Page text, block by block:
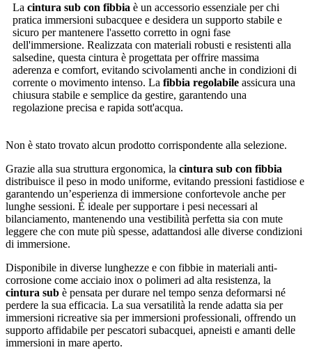
La cintura sub con fibbia è un accessorio essenziale per chi
pratica immersioni subacquee e desidera un supporto stabile e
sicuro per mantenere l'assetto corretto in ogni fase
dell'immersione. Realizzata con materiali robusti e resistenti alla
salsedine, questa cintura è progettata per offrire massima
aderenza e comfort, evitando scivolamenti anche in condizioni di
corrente o movimento intenso. La fibbia regolabile assicura una
chiusura stabile e semplice da gestire, garantendo una
regolazione precisa e rapida sott'acqua.
Non è stato trovato alcun prodotto corrispondente alla selezione.
Grazie alla sua struttura ergonomica, la cintura sub con fibbia
distribuisce il peso in modo uniforme, evitando pressioni fastidiose e
garantendo un’esperienza di immersione confortevole anche per
lunghe sessioni. È ideale per supportare i pesi necessari al
bilanciamento, mantenendo una vestibilità perfetta sia con mute
leggere che con mute più spesse, adattandosi alle diverse condizioni
di immersione.
Disponibile in diverse lunghezze e con fibbie in materiali anti-
corrosione come acciaio inox o polimeri ad alta resistenza, la
cintura sub è pensata per durare nel tempo senza deformarsi né
perdere la sua efficacia. La sua versatilità la rende adatta sia per
immersioni ricreative sia per immersioni professionali, offrendo un
supporto affidabile per pescatori subacquei, apneisti e amanti delle
immersioni in mare aperto.